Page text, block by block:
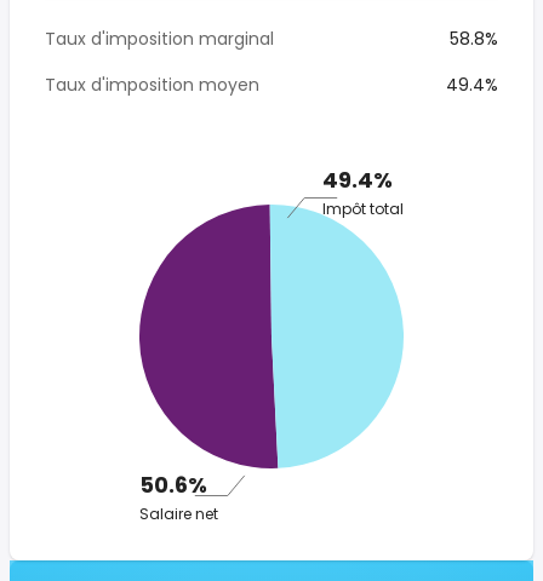
Taux d'imposition marginal
58.8%
Taux d'imposition moyen
49.4%
49.4%
Impôt total
50.6%
Salaire net